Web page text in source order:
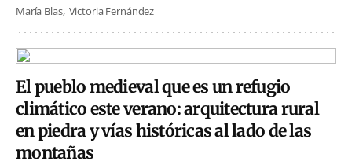
María Blas Victoria Fernández
El pueblo medieval que es un refugio
climático este verano: arquitectura rural
en piedra y vías históricas al lado de las
montañas